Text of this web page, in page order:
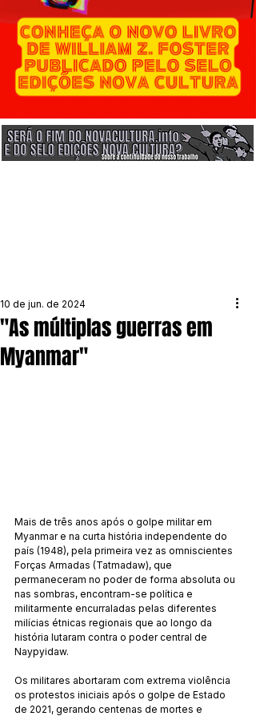
"As múltiplas guerras em
Myanmar"
10 de jun. de 2024
Mais de três anos após o golpe militar em
Myanmar e na curta história independente do
país (1948), pela primeira vez as omniscientes
Forças Armadas (Tatmadaw), que
permaneceram no poder de forma absoluta ou
nas sombras, encontram-se política e
militarmente encurraladas pelas diferentes
milícias étnicas regionais que ao longo da
história lutaram contra o poder central de
Naypyidaw.
Os militares abortaram com extrema violência
os protestos iniciais após o golpe de Estado
de 2021, gerando centenas de mortes e